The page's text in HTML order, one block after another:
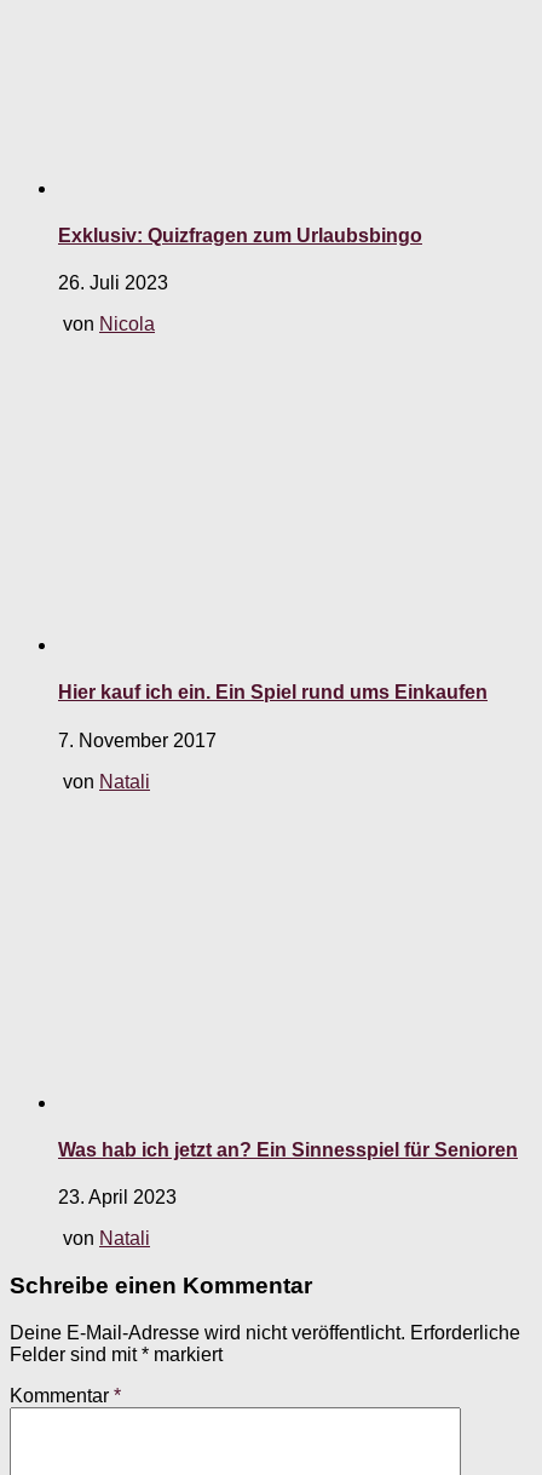
Exklusiv: Quizfragen zum Urlaubsbingo
26. Juli 2023
von Nicola
Hier kauf ich ein. Ein Spiel rund ums Einkaufen
7. November 2017
von Natali
Was hab ich jetzt an? Ein Sinnesspiel für Senioren
23. April 2023
von Natali
Schreibe einen Kommentar
Deine E-Mail-Adresse wird nicht veröffentlicht. Erforderliche
Felder sind mit* markiert
Kommentar *